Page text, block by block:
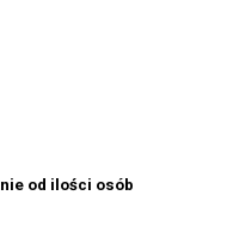
od ilości osób